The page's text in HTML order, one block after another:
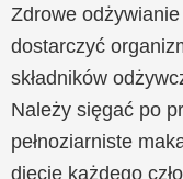
Zdrowe
dostarczyć
składników
Należy sięgać po
pełnoziarniste
diecie każdego